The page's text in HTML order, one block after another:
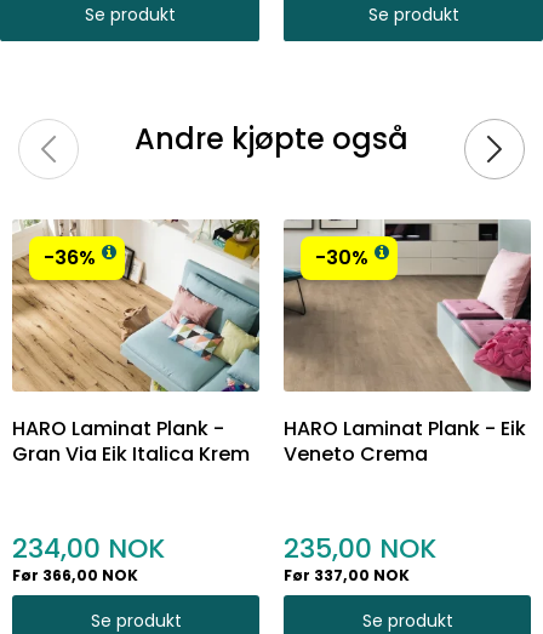
Se produkt Se produkt
Andre kjøpte også
-36%
HARO Laminat Plank -
Gran Via Eik Italica Krem
234,00
Før 366,00 NOK
Se produkt
-30%
HARO Laminat Plank - Eik
Veneto Crema
235,00
Før 337,00 NOK
Se produkt